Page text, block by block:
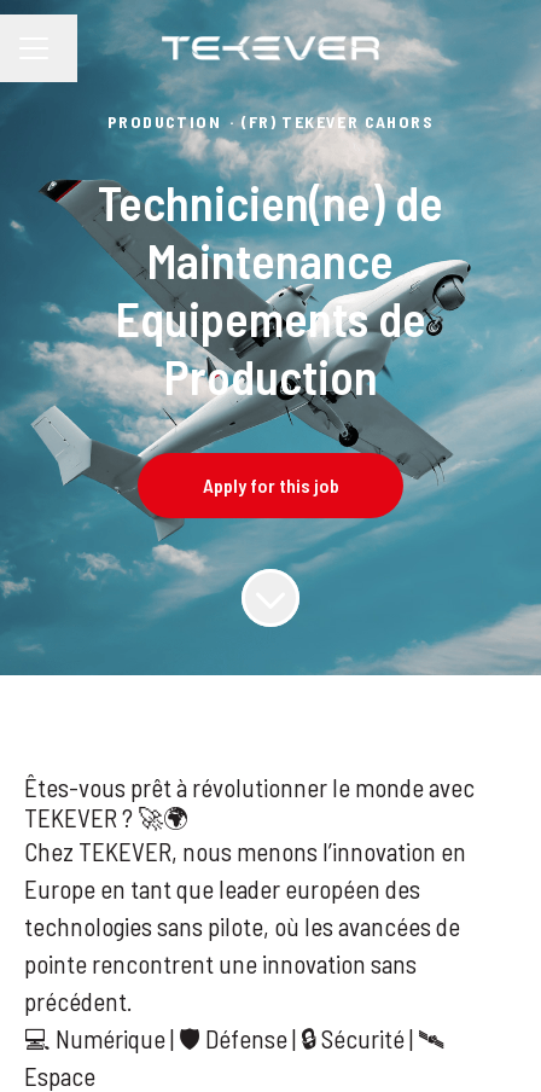
CAREER MENU
Change language
PRODUCTION · (FR) TEKEVER CAHORS
Technicien(ne) de
Maintenance
Equipements de
Production
Apply for this job
Êtes-vous prêt à révolutionner le monde avec
TEKEVER ? 🚀🌍
Chez TEKEVER, nous menons l’innovation en
Europe en tant que leader européen des
technologies sans pilote, où les avancées de
pointe rencontrent une innovation sans
précédent.
💻 Numérique | 🛡️ Défense | 🔒 Sécurité | 🛰️
Espace